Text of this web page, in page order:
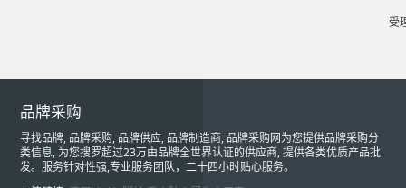
受
品牌采购
寻找品牌, 品牌采购, 品牌供应, 品牌制造商, 品牌采购网为您提供品牌采购分
类信息, 为您搜罗超过23万由品牌全世界认证的供应商, 提供各类优质产品批
发。服务针对性强,专业服务团队，二十四小时贴心服务。